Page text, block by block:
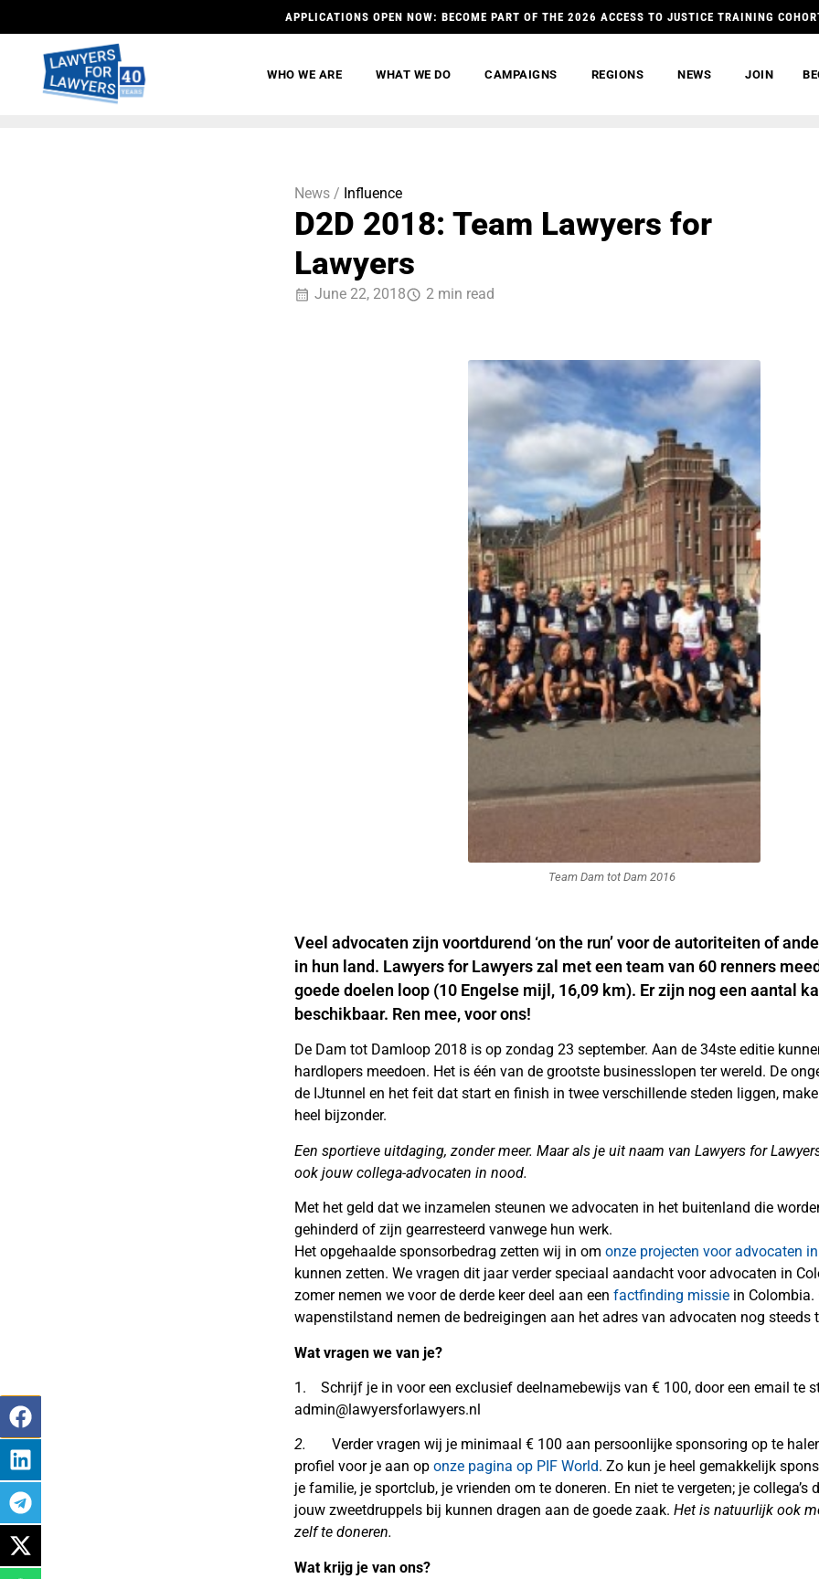
APPLICATIONS OPEN NOW: BECOME PART OF THE 2026 ACCESS TO JUSTICE TRAINING
WHO WE ARE WHAT WE DO CAMPAIGNS REGIONS NEWS JOIN
News / Influence
D2D 2018: Team Lawyers for
Lawyers
June 22, 2018 2 min read
Team Dam tot Dam 2016
Veel advocaten zijn voortdurend ‘on the run’ voor de autoriteiten of
in hun land. Lawyers for Lawyers zal met een team van 60 renners
goede doelen loop (10 Engelse mijl, 16,09 km). Er zijn nog een aantal
beschikbaar. Ren mee, voor ons!
De Dam tot Damloop 2018 is op zondag 23 september. Aan de 34ste editie
hardlopers meedoen. Het is één van de grootste businesslopen ter wereld. De
de IJtunnel en het feit dat start en finish in twee verschillende steden liggen,
heel bijzonder.
Een sportieve uitdaging, zonder meer. Maar als je uit naam van Lawyers for
ook jouw collega-advocaten in nood.
Met het geld dat we inzamelen steunen we advocaten in het buitenland die
gehinderd of zijn gearresteerd vanwege hun werk.
Het opgehaalde sponsorbedrag zetten wij in om onze projecten voor advocaten
kunnen zetten. We vragen dit jaar verder speciaal aandacht voor advocaten in
zomer nemen we voor de derde keer deel aan een factfinding missie in Colombia.
wapenstilstand nemen de bedreigingen aan het adres van advocaten nog steeds
Wat vragen we van je?
1. Schrijf je in voor een exclusief deelnamebewijs van € 100, door een email te
admin@lawyersforlawyers.nl
2. Verder vragen wij je minimaal € 100 aan persoonlijke sponsoring op te
profiel voor je aan op onze pagina op PIF World. Zo kun je heel gemakkelijk
je familie, je sportclub, je vrienden om te doneren. En niet te vergeten; je collega’s
jouw zweetdruppels bij kunnen dragen aan de goede zaak. Het is natuurlijk ook
zelf te doneren.
Wat krijg je van ons?